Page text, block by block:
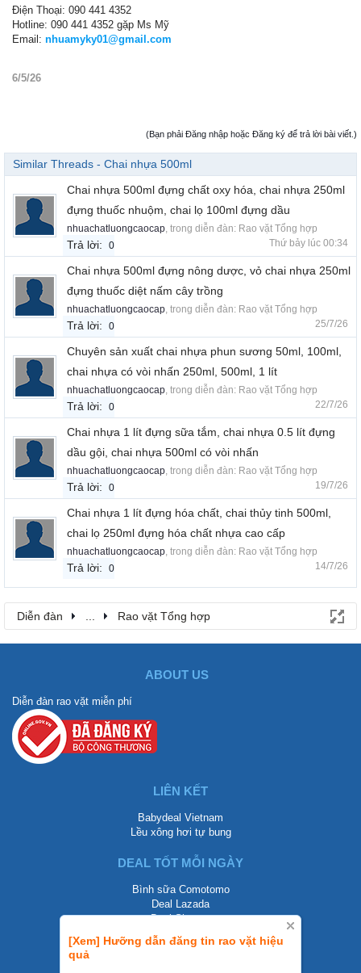
[Xem] Hưỡng dẫn đăng tin rao vặt hiệu
quả
Điện Thoại: 090 441 4352
Hotline: 090 441 4352 gặp Ms Mỹ
Email: nhuamyky01@gmail.com
6/5/26
(Bạn phải Đăng nhập hoặc Đăng ký để trả lời bài viết.)
Similar Threads - Chai nhựa 500ml
Chai nhựa 500ml đựng chất oxy hóa, chai nhựa 250ml
đựng thuốc nhuộm, chai lọ 100ml đựng dầu
nhuachatluongcaocap , trong diễn đàn: Rao vặt Tổng hợp
Trả lời: 0 Thứ bảy lúc 00:34
Chai nhựa 500ml đựng nông dược, vỏ chai nhựa 250ml
đựng thuốc diệt nấm cây trồng
nhuachatluongcaocap , trong diễn đàn: Rao vặt Tổng hợp
Trả lời: 0 25/7/26
Chuyên sản xuất chai nhựa phun sương 50ml, 100ml,
chai nhựa có vòi nhấn 250ml, 500ml, 1 lít
nhuachatluongcaocap , trong diễn đàn: Rao vặt Tổng hợp
Trả lời: 0 22/7/26
Chai nhựa 1 lít đựng sữa tắm, chai nhựa 0.5 lít đựng
dầu gội, chai nhựa 500ml có vòi nhấn
nhuachatluongcaocap , trong diễn đàn: Rao vặt Tổng hợp
Trả lời: 0 19/7/26
Chai nhựa 1 lít đựng hóa chất, chai thủy tinh 500ml,
chai lọ 250ml đựng hóa chất nhựa cao cấp
nhuachatluongcaocap , trong diễn đàn: Rao vặt Tổng hợp
Trả lời: 0 14/7/26
Diễn đàn Rao vặt Tổng hợp
ABOUT US
Diễn đàn rao vặt miễn phí
LIÊN KẾT
Babydeal Vietnam
Lều xông hơi tự bung
DEAL TỐT MỖI NGÀY
Bình sữa Comotomo
Deal Lazada
Deal Shopee
LIÊN HỆ